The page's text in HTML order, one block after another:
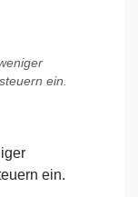
ein.
ein.